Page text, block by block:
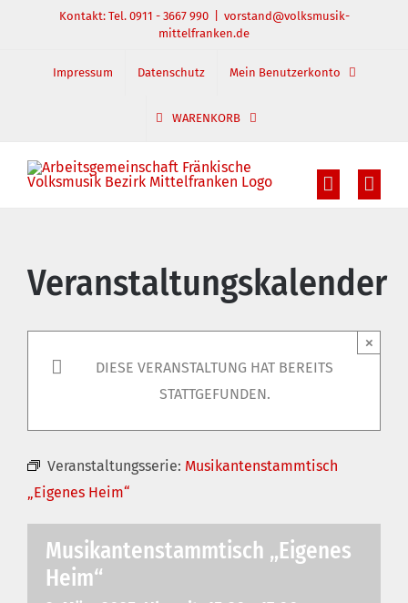
springen
Kontakt: Tel. 0911 - 3667 990
vorstand@volksmusik-
mittelfranken.de
Impressum Datenschutz Mein Benutzerkonto
WARENKORB
Veranstaltungskalender
DIESE VERANSTALTUNG HAT BEREITS
STATTGEFUNDEN.
×
Veranstaltungsserie: Musikantenstammtisch
„Eigenes Heim“
Musikantenstammtisch „Eigenes
Heim“